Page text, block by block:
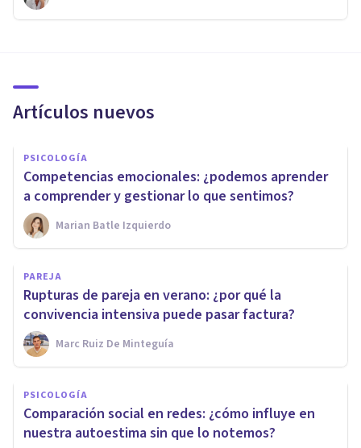
Artículos nuevos
PSICOLOGÍA
Competencias emocionales: ¿podemos aprender
a comprender y gestionar lo que sentimos?
Marian Batle Izquierdo
PAREJA
Rupturas de pareja en verano: ¿por qué la
convivencia intensiva puede pasar factura?
Marc Ruiz De Minteguía
PSICOLOGÍA
Comparación social en redes: ¿cómo influye en
nuestra autoestima sin que lo notemos?